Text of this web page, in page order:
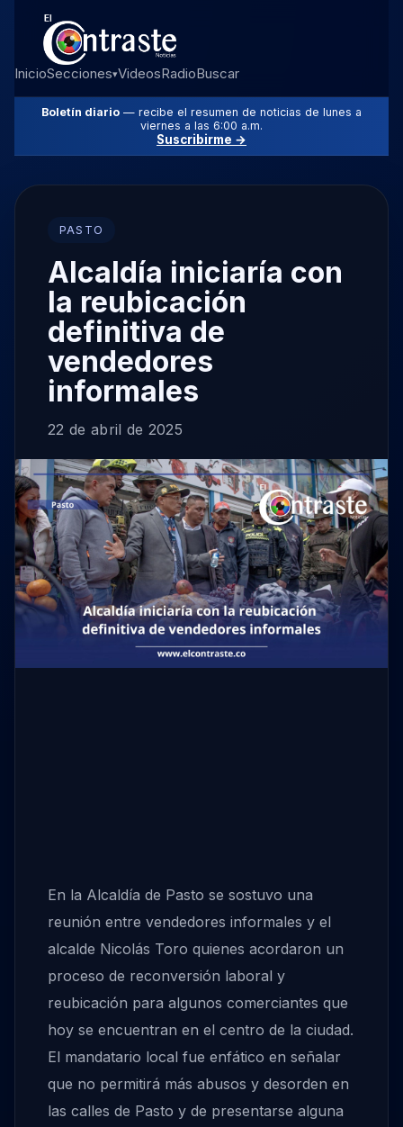
InicioSecciones▾VideosRadioBuscar
Boletín diario — recibe el resumen de noticias de lunes a
viernes a las 6:00 a.m.
Suscribirme →
PASTO
Alcaldía iniciaría con
la reubicación
definitiva de
vendedores
informales
22 de abril de 2025
En la Alcaldía de Pasto se sostuvo una
reunión entre vendedores informales y el
alcalde Nicolás Toro quienes acordaron un
proceso de reconversión laboral y
reubicación para algunos comerciantes que
hoy se encuentran en el centro de la ciudad.
El mandatario local fue enfático en señalar
que no permitirá más abusos y desorden en
las calles de Pasto y de presentarse alguna